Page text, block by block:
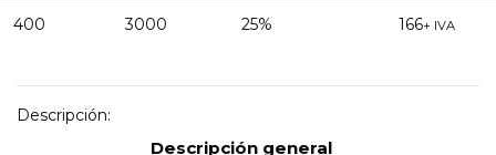
400 3000 25% 166+ IVA
Descripción:
Descripción general